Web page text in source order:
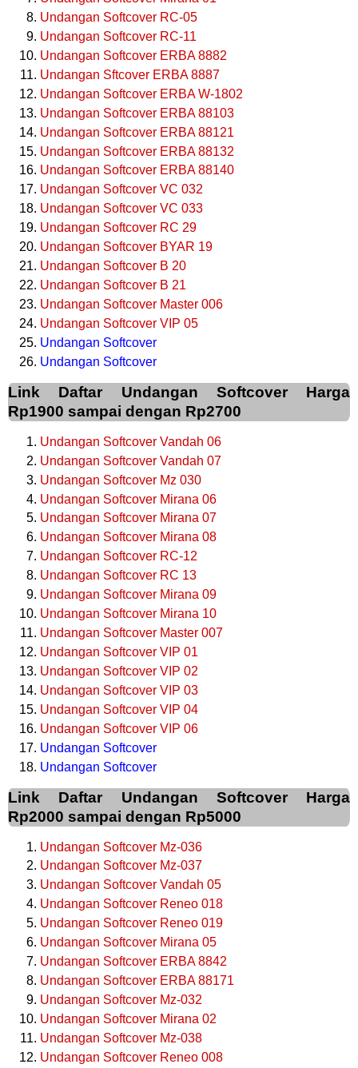
Undangan Softcover RC-05
Undangan Softcover RC-11
Undangan Softcover ERBA 8882
Undangan Sftcover ERBA 8887
Undangan Softcover ERBA W-1802
Undangan Softcover ERBA 88103
Undangan Softcover ERBA 88121
Undangan Softcover ERBA 88132
Undangan Softcover ERBA 88140
Undangan Softcover VC 032
Undangan Softcover VC 033
Undangan Softcover RC 29
Undangan Softcover BYAR 19
Undangan Softcover B 20
Undangan Softcover B 21
Undangan Softcover Master 006
Undangan Softcover VIP 05
Undangan Softcover
Undangan Softcover
Link Daftar Undangan Softcover Harga
Rp1900 sampai dengan Rp2700
Undangan Softcover Vandah 06
Undangan Softcover Vandah 07
Undangan Softcover Mz 030
Undangan Softcover Mirana 06
Undangan Softcover Mirana 07
Undangan Softcover Mirana 08
Undangan Softcover RC-12
Undangan Softcover RC 13
Undangan Softcover Mirana 09
Undangan Softcover Mirana 10
Undangan Softcover Master 007
Undangan Softcover VIP 01
Undangan Softcover VIP 02
Undangan Softcover VIP 03
Undangan Softcover VIP 04
Undangan Softcover VIP 06
Undangan Softcover
Undangan Softcover
Link Daftar Undangan Softcover Harga
Rp2000 sampai dengan Rp5000
Undangan Softcover Mz-036
Undangan Softcover Mz-037
Undangan Softcover Vandah 05
Undangan Softcover Reneo 018
Undangan Softcover Reneo 019
Undangan Softcover Mirana 05
Undangan Softcover ERBA 8842
Undangan Softcover ERBA 88171
Undangan Softcover Mz-032
Undangan Softcover Mirana 02
Undangan Softcover Mz-038
Undangan Softcover Reneo 008